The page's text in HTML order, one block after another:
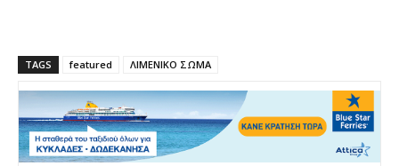
TAGS featured ΛΙΜΕΝΙΚΟ ΣΩΜΑ